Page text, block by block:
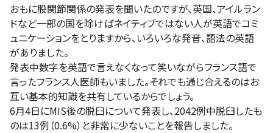
おもに股関節関係の発表を聞いたのですが、英国、アイルラン
ドなど一部の国を除けばネイティブではない人が英語でコミ
ュニケーションをとりますから、いろいろな発音、語法の英語
がありました。
発表中数字を英語で言えなくなって笑いながらフランス語で
言ったフランス人医師もいました。それでも通じ合えるのはお
互い基本的知識を共有しているからでしょう。
6月4日にMIS後の脱臼について発表し、2042例中脱臼したも
のは13例（0.6%）と非常に少ないことを報告しました。